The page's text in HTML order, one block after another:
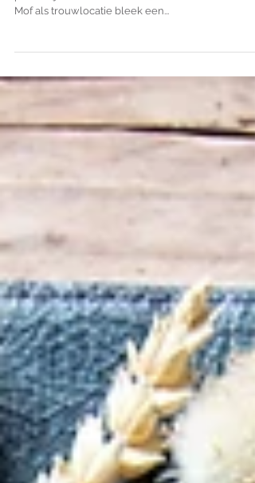
Leusden
Op 21 mei trouwden Ruben & Lilian. De bruiloft
Mof als trouwlocatie bleek een...